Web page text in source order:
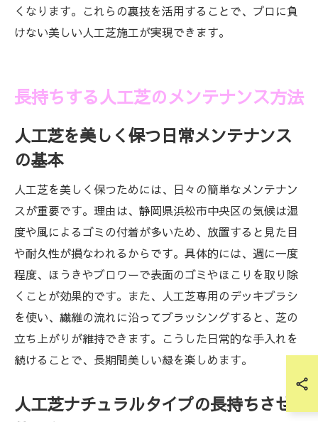
くなります。これらの裏技を活用することで、プロに負
けない美しい人工芝施工が実現できます。
長持ちする人工芝のメンテナンス方法
人工芝を美しく保つ日常メンテナンス
の基本
人工芝を美しく保つためには、日々の簡単なメンテナン
スが重要です。理由は、静岡県浜松市中央区の気候は湿
度や風によるゴミの付着が多いため、放置すると見た目
や耐久性が損なわれるからです。具体的には、週に一度
程度、ほうきやブロワーで表面のゴミやほこりを取り除
くことが効果的です。また、人工芝専用のデッキブラシ
を使い、繊維の流れに沿ってブラッシングすると、芝の
立ち上がりが維持できます。こうした日常的な手入れを
続けることで、長期間美しい緑を楽しめます。
人工芝ナチュラルタイプの長持ちさせ